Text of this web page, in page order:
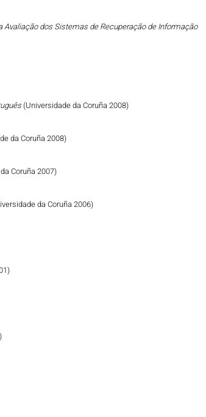
dos Sistemas de Recuperação de Informação
(Universidade da Coruña 2008)
da Coruña 2008)
Coruña 2007)
da Coruña 2006)